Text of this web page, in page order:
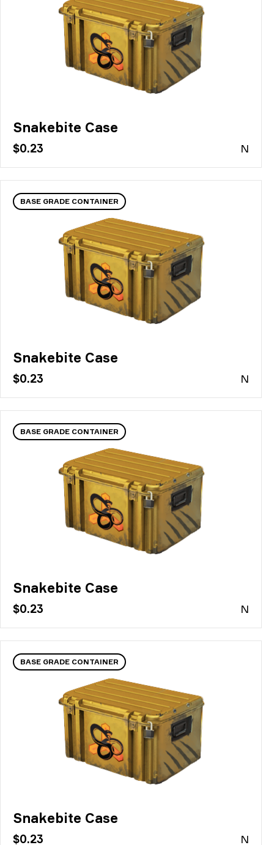
Snakebite Case
$0.23 N
BASE GRADE CONTAINER
Snakebite Case
$0.23 N
BASE GRADE CONTAINER
Snakebite Case
$0.23 N
BASE GRADE CONTAINER
Snakebite Case
$0.23 N